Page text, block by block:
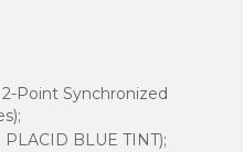
Point Synchronized
BLUE TINT);